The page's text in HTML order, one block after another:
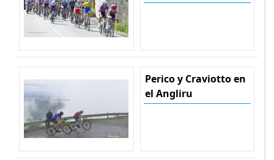
Perico y Craviotto en
el Angliru